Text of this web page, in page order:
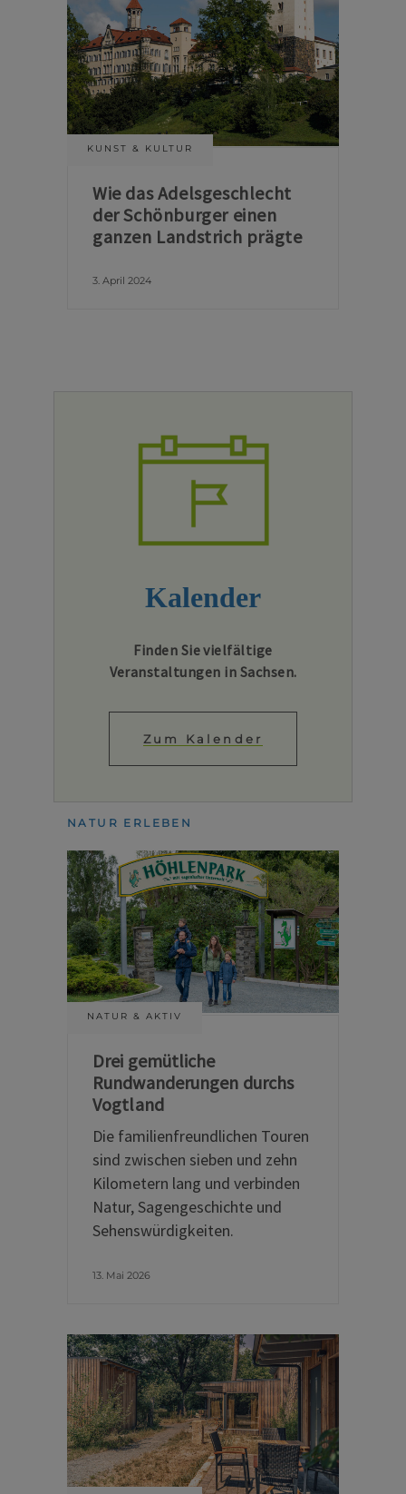
KUNST & KULTUR
Wie das Adelsgeschlecht
der Schönburger einen
ganzen Landstrich prägte
3. April 2024
Kalender
Finden Sie vielfältige
Veranstaltungen in Sachsen.
Zum Kalender
NATUR ERLEBEN
NATUR & AKTIV
Drei gemütliche
Rundwanderungen durchs
Vogtland
Die familienfreundlichen Touren
sind zwischen sieben und zehn
Kilometern lang und verbinden
Natur, Sagengeschichte und
Sehenswürdigkeiten.
13. Mai 2026